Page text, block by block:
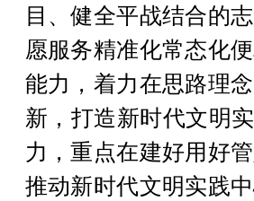
目、健全平战结合的
愿服务精准化常态化
能力，着力在思路理
新，打造新时代文明
力，重点在建好用好
推动新时代文明实践